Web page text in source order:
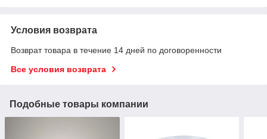
Условия возврата
Возврат товара в течение 14 дней по договоренности
Все условия возврата
Подобные товары компании